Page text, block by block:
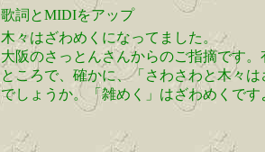
歌詞とMIDIをアップ
木々はざわめくになってました。
大阪のさっとんさんからのご指摘です
ところで、確かに、「さわさわと木々
でしょうか。「雑めく」はざわめくで